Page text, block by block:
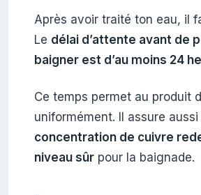
Après avoir traité ton eau, il
Le délai d’attente avant de
baigner est d’au moins 24
Ce temps permet au produit
uniformément. Il assure aussi
concentration de cuivre
niveau sûrpour la baignade.